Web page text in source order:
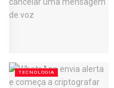
TECNOLOGIA